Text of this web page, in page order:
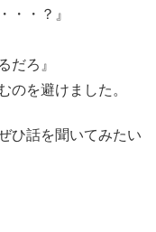
・・？』
だろ』
を避けました。
ひ話を聞いてみたい